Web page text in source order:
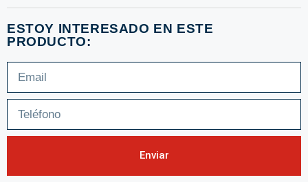
ESTOY INTERESADO EN ESTE
PRODUCTO:
Enviar